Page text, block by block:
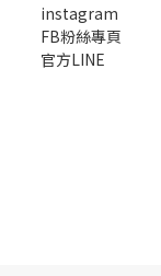
instagram
FB粉絲專頁
官方LINE